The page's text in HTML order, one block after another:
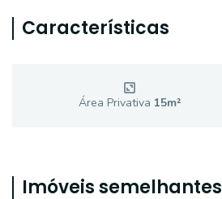
Características
Área Privativa 15m²
Imóveis semelhantes